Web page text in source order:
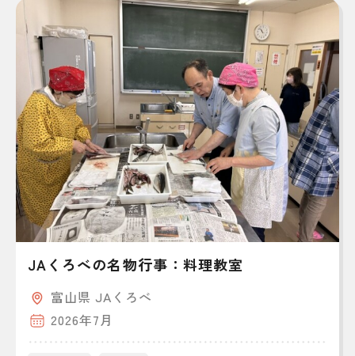
JAくろべの名物行事：料理教室
富山県 JAくろべ
2026年7月